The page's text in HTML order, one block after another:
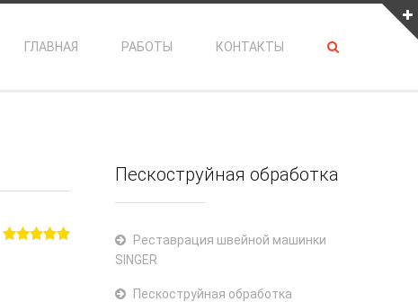
ГЛАВНАЯ РАБОТЫ КОНТАКТЫ
Пескоструйная обработка
Реставрация швейной машинки
SINGER
Пескоструйная обработка